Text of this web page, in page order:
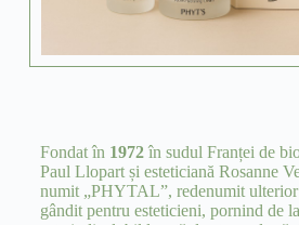
Fondat în 1972în sudul Franței de
Paul Llopart și esteticiană Rosanne
numit „PHYTAL”, redenumit
gândit pentru esteticieni, pornind de